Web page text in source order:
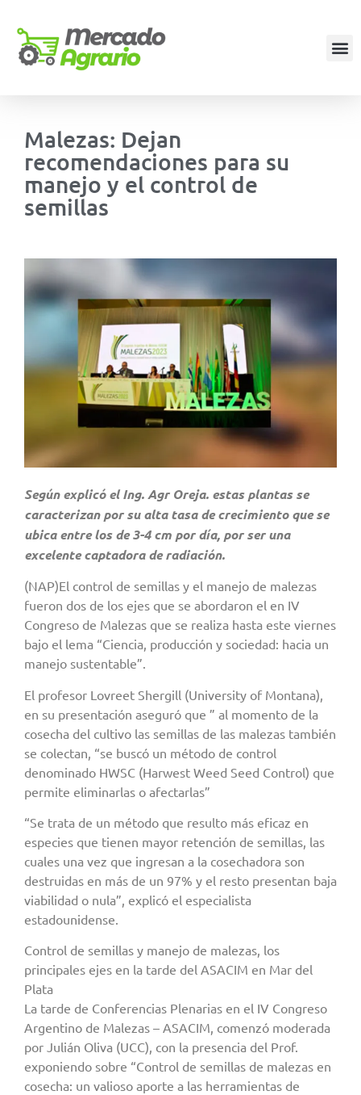
Malezas: Dejan
recomendaciones para su
manejo y el control de
semillas
Según explicó el Ing. Agr Oreja. estas plantas se
caracterizan por su alta tasa de crecimiento que se
ubica entre los de 3-4 cm por día, por ser una
excelente captadora de radiación.
(NAP)El control de semillas y el manejo de malezas
fueron dos de los ejes que se abordaron el en IV
Congreso de Malezas que se realiza hasta este viernes
bajo el lema “Ciencia, producción y sociedad: hacia un
manejo sustentable”.
El profesor Lovreet Shergill (University of Montana),
en su presentación aseguró que ” al momento de la
cosecha del cultivo las semillas de las malezas también
se colectan, “se buscó un método de control
denominado HWSC (Harwest Weed Seed Control) que
permite eliminarlas o afectarlas”
“Se trata de un método que resulto más eficaz en
especies que tienen mayor retención de semillas, las
cuales una vez que ingresan a la cosechadora son
destruidas en más de un 97% y el resto presentan baja
viabilidad o nula”, explicó el especialista
estadounidense.
Control de semillas y manejo de malezas, los
principales ejes en la tarde del ASACIM en Mar del
Plata
La tarde de Conferencias Plenarias en el IV Congreso
Argentino de Malezas – ASACIM, comenzó moderada
por Julián Oliva (UCC), con la presencia del Prof.
exponiendo sobre “Control de semillas de malezas en
cosecha: un valioso aporte a las herramientas de